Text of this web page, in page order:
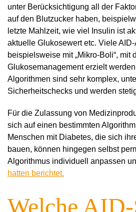
unter Berücksichtigung all der
auf den Blutzucker haben,
letzte Mahlzeit, wie viel Insulin ist
aktuelle Glukosewert etc. Viele
beispielsweise mit „Mikro-Boli“, mit
Glukosemanagement erzielt
Algorithmen sind sehr komplex,
Sicherheitschecks und werden
Für die Zulassung von
sich auf einen bestimmten
Menschen mit Diabetes, die sich
bauen, können hingegen selbst
Algorithmus individuell anpassen
hatten berichtet.
Welche